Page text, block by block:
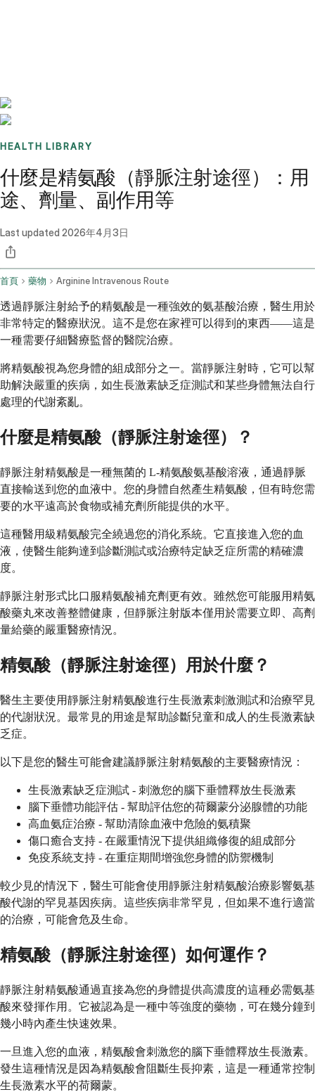
HEALTH LIBRARY
什麼是精氨酸（靜脈注射途徑）：用
途、劑量、副作用等
Last updated 2026年4月3日
首頁 藥物 Arginine Intravenous Route
透過靜脈注射給予的精氨酸是一種強效的氨基酸治療，醫生用於
非常特定的醫療狀況。這不是您在家裡可以得到的東西——這是
一種需要仔細醫療監督的醫院治療。
將精氨酸視為您身體的組成部分之一。當靜脈注射時，它可以幫
助解決嚴重的疾病，如生長激素缺乏症測試和某些身體無法自行
處理的代謝紊亂。
什麼是精氨酸（靜脈注射途徑）？
靜脈注射精氨酸是一種無菌的 L-精氨酸氨基酸溶液，通過靜脈
直接輸送到您的血液中。您的身體自然產生精氨酸，但有時您需
要的水平遠高於食物或補充劑所能提供的水平。
這種醫用級精氨酸完全繞過您的消化系統。它直接進入您的血
液，使醫生能夠達到診斷測試或治療特定缺乏症所需的精確濃
度。
靜脈注射形式比口服精氨酸補充劑更有效。雖然您可能服用精氨
酸藥丸來改善整體健康，但靜脈注射版本僅用於需要立即、高劑
量給藥的嚴重醫療情況。
精氨酸（靜脈注射途徑）用於什麼？
醫生主要使用靜脈注射精氨酸進行生長激素刺激測試和治療罕見
的代謝狀況。最常見的用途是幫助診斷兒童和成人的生長激素缺
乏症。
以下是您的醫生可能會建議靜脈注射精氨酸的主要醫療情況：
生長激素缺乏症測試 - 刺激您的腦下垂體釋放生長激素
腦下垂體功能評估 - 幫助評估您的荷爾蒙分泌腺體的功能
高血氨症治療 - 幫助清除血液中危險的氨積聚
傷口癒合支持 - 在嚴重情況下提供組織修復的組成部分
免疫系統支持 - 在重症期間增強您身體的防禦機制
較少見的情況下，醫生可能會使用靜脈注射精氨酸治療影響氨基
酸代謝的罕見基因疾病。這些疾病非常罕見，但如果不進行適當
的治療，可能會危及生命。
精氨酸（靜脈注射途徑）如何運作？
靜脈注射精氨酸通過直接為您的身體提供高濃度的這種必需氨基
酸來發揮作用。它被認為是一種中等強度的藥物，可在幾分鐘到
幾小時內產生快速效果。
一旦進入您的血液，精氨酸會刺激您的腦下垂體釋放生長激素。
發生這種情況是因為精氨酸會阻斷生長抑素，這是一種通常控制
生長激素水平的荷爾蒙。